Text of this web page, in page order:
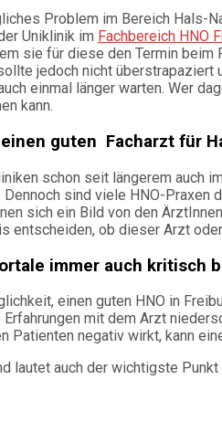
Problem im Bereich Hals-
Uniklinik im Fachbereich HNO
sie für diese den Termin
jedoch nicht überstrapaziert
einmal länger warten. Wer
kann.
guten Facharzt für
schon seit längerem auch
sind viele HNO-Praxen
sich ein Bild von den
entscheiden, ob dieser Arzt
immer auch kritisch
einen guten HNO in
Erfahrungen mit dem Arzt
Patienten negativ wirkt, kann
lautet auch der wichtigste